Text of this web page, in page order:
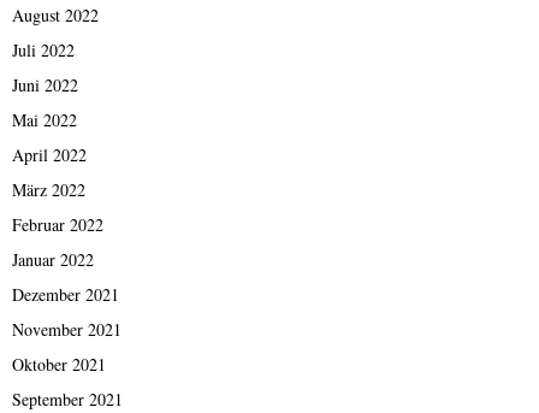
August 2022
Juli 2022
Juni 2022
Mai 2022
April 2022
März 2022
Februar 2022
Januar 2022
Dezember 2021
November 2021
Oktober 2021
September 2021